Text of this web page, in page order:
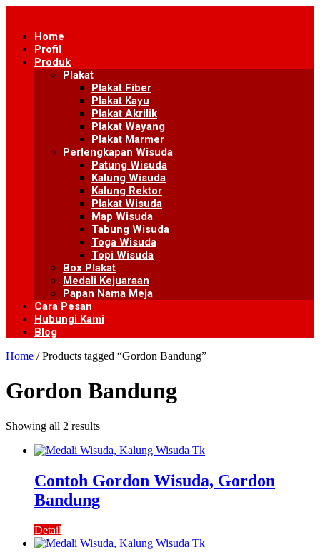
contentHome
Profil
Produk
Plakat
Plakat Fiber
Plakat Kayu
Plakat Akrilik
Plakat Wayang
Plakat Marmer
Perlengkapan Wisuda
Patung Wisuda
Kalung Wisuda
Kalung Rektor
Plakat Wisuda
Map Wisuda
Tabung Wisuda
Toga Wisuda
Topi Wisuda
Box Plakat
Medali Kejuaraan
Papan Nama Meja
Cara Pesan
Hubungi Kami
Blog
Home / Products tagged “Gordon Bandung”
Gordon Bandung
Showing all 2 results
Contoh Gordon Wisuda, Gordon
Bandung
Detail